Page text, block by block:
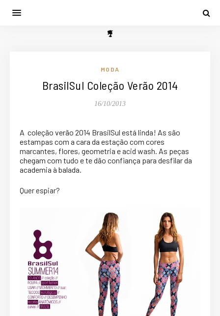
MODA
BrasilSul Coleção Verão 2014
16/10/2013
A coleção verão 2014 BrasilSul está linda! As são
estampas com a cara da estação com cores
marcantes, flores, geometria e acid wash. As peças
chegam com tudo e te dão confiança para desfilar da
academia à balada.
Quer espiar?